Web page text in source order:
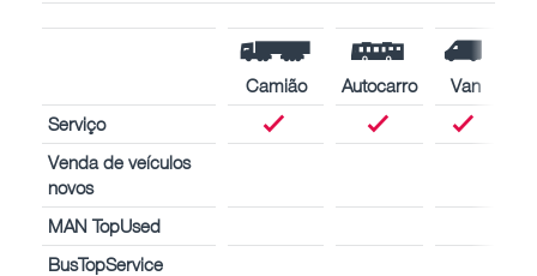
Camião Autocarro
Van
Serviço
Venda de veículos
novos
MAN TopUsed
BusTopService